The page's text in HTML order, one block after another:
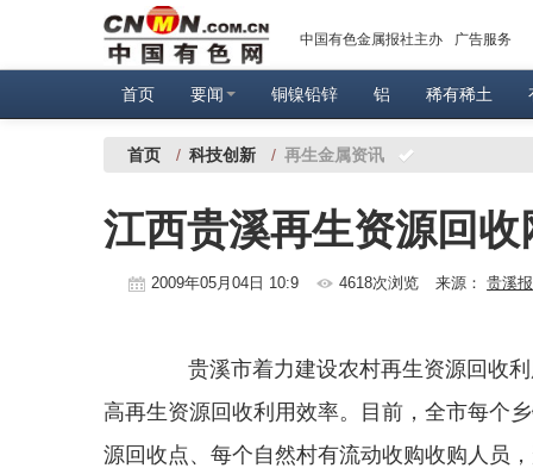
中国有色金属报社主办 广告服务
首页 要闻 铜镍铅锌 铝 稀有稀土
首页 / 科技创新 / 再生金属资讯
江西贵溪再生资源回
2009年05月04日 10:9 4618次浏览 来源： 贵溪报
贵溪市着力建设农村再生资源回收利
高再生资源回收利用效率。目前，全市每个
源回收点、每个自然村有流动收购收购人员